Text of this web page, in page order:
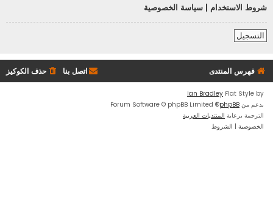
شروط الاستخدام
سياسة الخصوصية
التسجيل
فهرس المنتدى حذف الكوكيز اتصل بنا
Flat Style by
Ian Bradley
بدعم من phpBB
® Forum Software © phpBB Limited
الترجمة برعاية المنتديات العربية
الخصوصية | الشروط